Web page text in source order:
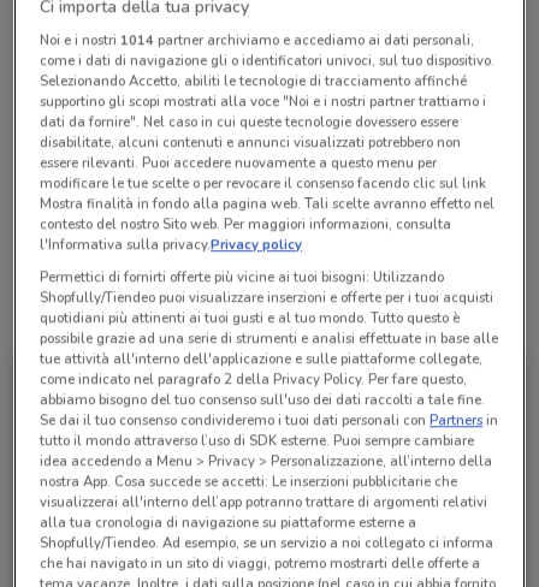
Chiama il negozio
Chiuso
Lunedì 16:00 / 20:00 - 16:00 / 20:00
Martedì
10:00 / 14:00 - 10:00 / 14:00 - 16:00 / 20:00 -
16:00 / 20:00
Mercoledì
10:00 / 14:00 - 10:00 / 14:00 - 16:00 / 20:00 -
16:00 / 20:00
Giovedì
10:00 / 14:00 - 10:00 / 14:00 - 16:00 / 20:00 -
16:00 / 20:00
Venerdì
10:00 / 14:00 - 10:00 / 14:00 - 16:00 / 20:00 -
16:00 / 20:00
Sabato 10:00 / 20:00 - 10:00 / 20:00
Domenica 10:00 / 20:00 - 10:00 / 20:00
081 18460757
Parco Ciro Emilio
Tutte le promozioni di questo negozio
Ci importa della tua privacy
Noi e i nostri 1014partner archiviamo e accediamo ai dati personali,
come i dati di navigazione gli o identificatori univoci, sul tuo dispositivo.
Selezionando Accetto, abiliti le tecnologie di tracciamento affinché
supportino gli scopi mostrati alla voce "Noi e i nostri partner trattiamo i
dati da fornire". Nel caso in cui queste tecnologie dovessero essere
disabilitate, alcuni contenuti e annunci visualizzati potrebbero non
essere rilevanti. Puoi accedere nuovamente a questo menu per
modificare le tue scelte o per revocare il consenso facendo clic sul link
Mostra finalità in fondo alla pagina web. Tali scelte avranno effetto nel
contesto del nostro Sito web. Per maggiori informazioni, consulta
l'Informativa sulla privacy.Privacy policy
Permettici di fornirti offerte più vicine ai tuoi bisogni: Utilizzando
Shopfully/Tiendeo puoi visualizzare inserzioni e offerte per i tuoi acquisti
quotidiani più attinenti ai tuoi gusti e al tuo mondo. Tutto questo è
possibile grazie ad una serie di strumenti e analisi effettuate in base alle
tue attività all'interno dell'applicazione e sulle piattaforme collegate,
come indicato nel paragrafo 2 della Privacy Policy. Per fare questo,
abbiamo bisogno del tuo consenso sull'uso dei dati raccolti a tale fine.
Se dai il tuo consenso condivideremo i tuoi dati personali conPartnersin
tutto il mondo attraverso l’uso di SDK esterne. Puoi sempre cambiare
idea accedendo a Menu > Privacy > Personalizzazione, all’interno della
nostra App. Cosa succede se accetti: Le inserzioni pubblicitarie che
visualizzerai all'interno dell’app potranno trattare di argomenti relativi
alla tua cronologia di navigazione su piattaforme esterne a
Shopfully/Tiendeo. Ad esempio, se un servizio a noi collegato ci informa
che hai navigato in un sito di viaggi, potremo mostrarti delle offerte a